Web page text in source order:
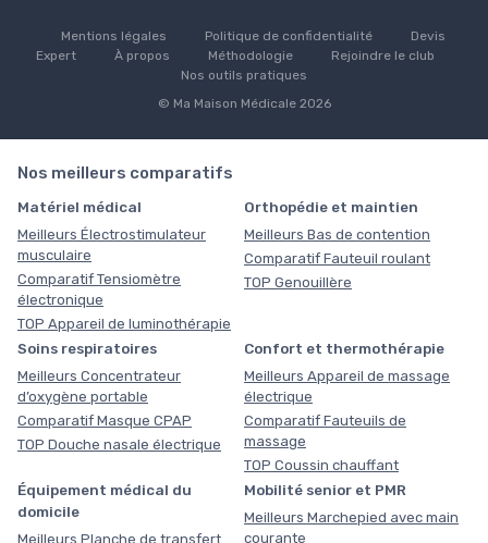
Mentions légales Politique de confidentialité
Devis
Expert
À propos Méthodologie
Rejoindre le club
Nos outils pratiques
© Ma Maison Médicale 2026
Nos meilleurs comparatifs
Matériel médical
Meilleurs Électrostimulateur
musculaire
Comparatif Tensiomètre
électronique
TOP Appareil de luminothérapie
Orthopédie et maintien
Meilleurs Bas de contention
Comparatif Fauteuil roulant
TOP Genouillère
Soins respiratoires
Meilleurs Concentrateur
d’oxygène portable
Comparatif Masque CPAP
TOP Douche nasale électrique
Confort et thermothérapie
Meilleurs Appareil de massage
électrique
Comparatif Fauteuils de
massage
TOP Coussin chauffant
Équipement médical du
domicile
Meilleurs Planche de transfert
Mobilité senior et PMR
Meilleurs Marchepied avec main
courante